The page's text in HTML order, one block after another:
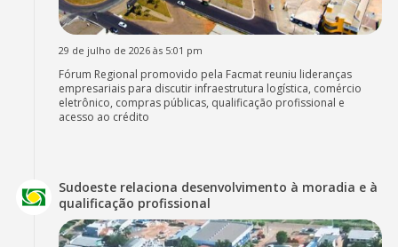
29 de julho de 2026 às 5:01 pm
Fórum Regional promovido pela Facmat reuniu lideranças
empresariais para discutir infraestrutura logística, comércio
eletrônico, compras públicas, qualificação profissional e
acesso ao crédito
Sudoeste relaciona desenvolvimento à moradia e à
qualificação profissional